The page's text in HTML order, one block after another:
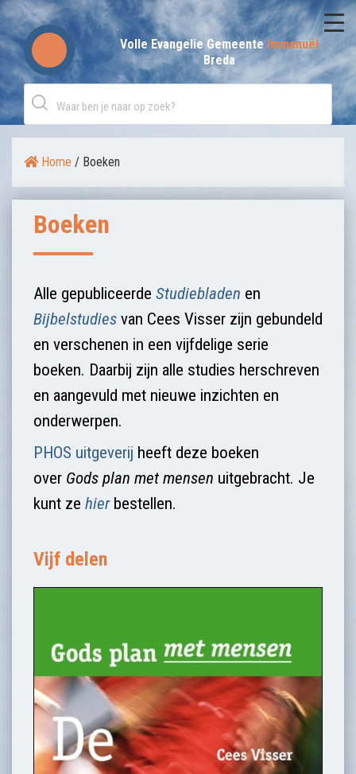
Skip
to
content
Volle Evangelie GemeenteImmanuël
Breda
Home / Boeken
Boeken
Alle gepubliceerde Studiebladen en
Bijbelstudies van Cees Visser zijn gebundeld
en verschenen in een vijfdelige serie
boeken. Daarbij zijn alle studies herschreven
en aangevuld met nieuwe inzichten en
onderwerpen.
PHOS uitgeverij heeft deze boeken
over Gods plan met mensen uitgebracht. Je
kunt ze hierbestellen.
Vijf delen